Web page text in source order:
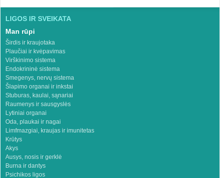
LIGOS IR SVEIKATA
Man rūpi
Širdis ir kraujotaka
Plaučiai ir kvėpavimas
Virškinimo sistema
Endokrininė sistema
Smegenys, nervų sistema
Šlapimo organai ir inkstai
Stuburas, kaulai, sąnariai
Raumenys ir sausgyslės
Lytiniai organai
Oda, plaukai ir nagai
Limfmazgiai, kraujas ir imunitetas
Krūtys
Akys
Ausys, nosis ir gerklė
Burna ir dantys
Psichikos ligos